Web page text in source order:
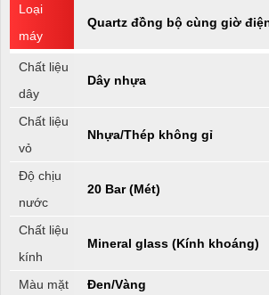
Loại
máy
Quartz đồng bộ cùng giờ
Chất liệu
dây
Dây nhựa
Chất liệu
vỏ
Nhựa/Thép không gỉ
Độ chịu
nước
20 Bar (Mét)
Chất liệu
kính
Mineral glass (Kính khoáng)
Màu mặt
Đen/Vàng